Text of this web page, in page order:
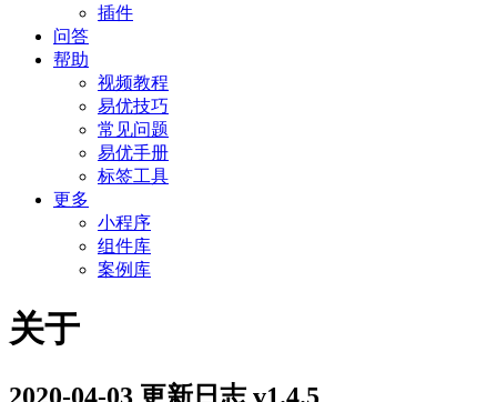
插件
问答
帮助
视频教程
易优技巧
常见问题
易优手册
标签工具
更多
小程序
组件库
案例库
关于